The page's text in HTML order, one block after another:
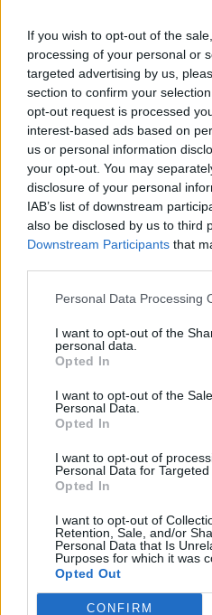
If you wish to opt-out of the
processing of your personal or
targeted advertising by us,
section to confirm your
opt-out request is processed
interest-based ads based on
us or personal information
your opt-out. You may
disclosure of your personal
IAB’s list of downstream
also be disclosed by us to third
Downstream Participants that
Personal Data Processing
I want to opt-out of the
personal data.
Opted In
I want to opt-out of the
Personal Data.
Opted In
I want to opt-out of
Personal Data for Targeted
Opted In
I want to opt-out of
Retention, Sale, and/or
Personal Data that Is
Purposes for which it was
Opted Out
CONFIRM